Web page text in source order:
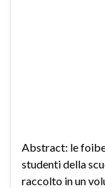
Abstract: le
studenti della
raccolto in un